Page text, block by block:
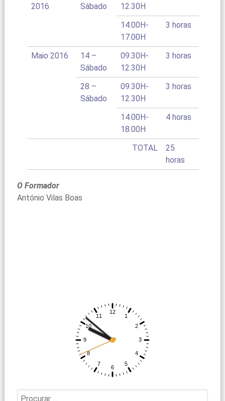
2016
Sábado
12.30H
14.00H-
17.00H
3 horas
Maio 2016
14 –
Sábado
09.30H-
12.30H
3 horas
28 –
Sábado
09.30H-
12.30H
3 horas
14.00H-
18.00H
4 horas
TOTAL
25
horas
O Formador
António Vilas Boas
Procurar: